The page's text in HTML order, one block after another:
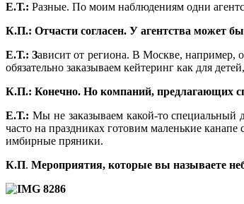
Е.Т.: Разные. По моим наблюдениям одни
К.П.: Отчасти согласен. У агентства может
Е.Т.: Зависит от региона. В Москве, например,
обязательно заказываем кейтеринг как для
К.П.: Конечно. Но компаний, предлагающих
Е.Т.: Мы не заказываем какой-то специальный
часто на праздниках готовим маленькие
имбирные пряники.
К.П. Мероприятия, которые вы называете